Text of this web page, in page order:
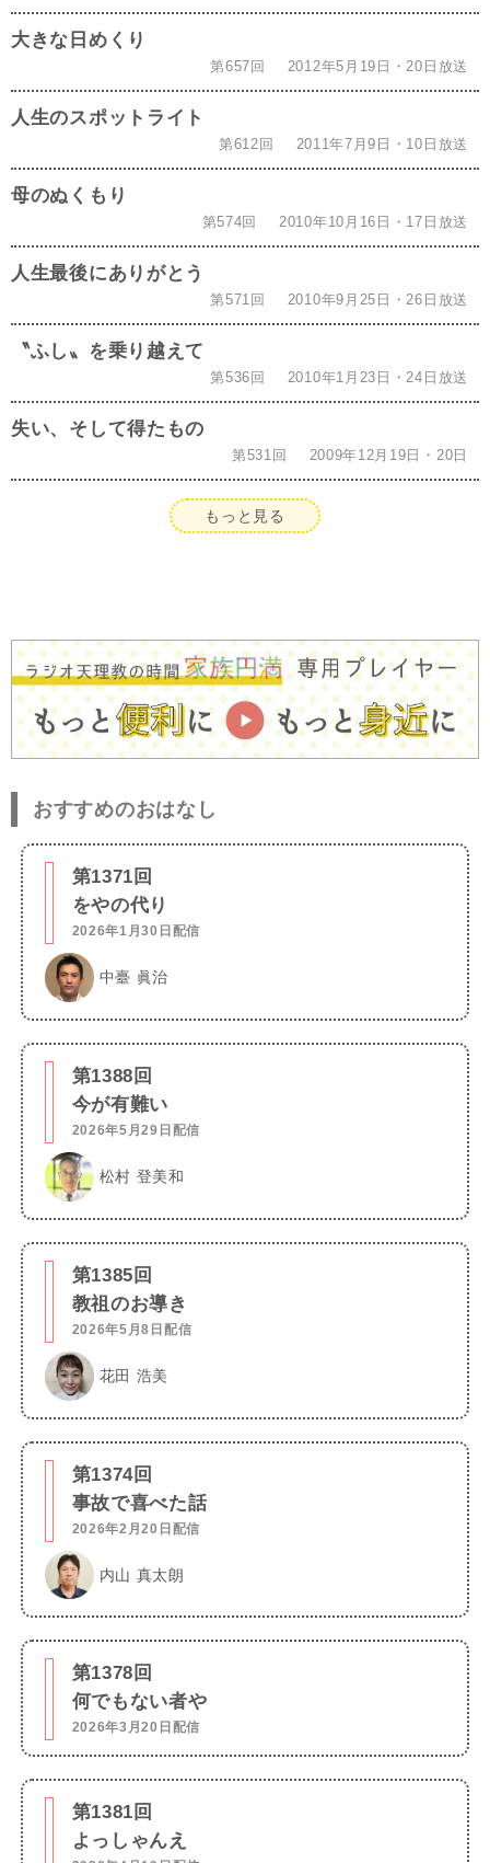
大きな日めくり
第657回 2012年5月19日・20日放送
人生のスポットライト
第612回 2011年7月9日・10日放送
母のぬくもり
第574回 2010年10月16日・17日放送
人生最後にありがとう
第571回 2010年9月25日・26日放送
〝ふし〟を乗り越えて
第536回 2010年1月23日・24日放送
失い、そして得たもの
第531回 2009年12月19日・20日
もっと見る
おすすめのおはなし
第1371回
をやの代り
2026年1月30日配信
中臺 眞治
第1388回
今が有難い
2026年5月29日配信
松村 登美和
第1385回
教祖のお導き
2026年5月8日配信
花田 浩美
第1374回
事故で喜べた話
2026年2月20日配信
内山 真太朗
第1378回
何でもない者や
2026年3月20日配信
第1381回
よっしゃんえ